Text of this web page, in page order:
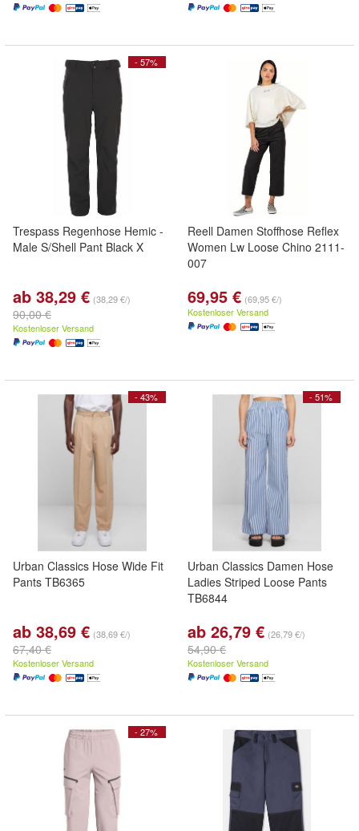
- 57%
Trespass Regenhose Hemic -
Male S/Shell Pant Black X
ab 38,29 € (38,29 €/)
90,00 €
Kostenloser Versand
Reell Damen Stoffhose Reflex
Women Lw Loose Chino 2111-
007
69,95 € (69,95 €/)
Kostenloser Versand
- 43%
Urban Classics Hose Wide Fit
Pants TB6365
ab 38,69 € (38,69 €/)
67,40 €
Kostenloser Versand
- 51%
Urban Classics Damen Hose
Ladies Striped Loose Pants
TB6844
ab 26,79 € (26,79 €/)
54,90 €
Kostenloser Versand
- 27%